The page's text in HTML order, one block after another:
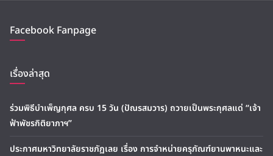
Facebook Fanpage
เรื่องล่าสุด
ร่วมพิธีบำเพ็ญกุศล ครบ 15 วัน (ปัณรสมวาร) ถวายเป็นพระกุศลแด่ “เจ้า
ฟ้าพัชรกิติยาภาฯ”
ประกาศมหาวิทยาลัยราชภัฏเลย เรื่อง การจำหน่ายครุภัณฑ์ยานพาหนะและ